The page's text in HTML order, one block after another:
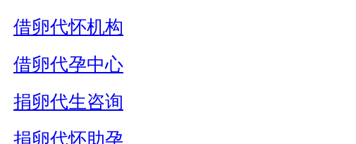
借卵代怀机构
借卵代孕中心
捐卵代生咨询
捐卵代怀助孕